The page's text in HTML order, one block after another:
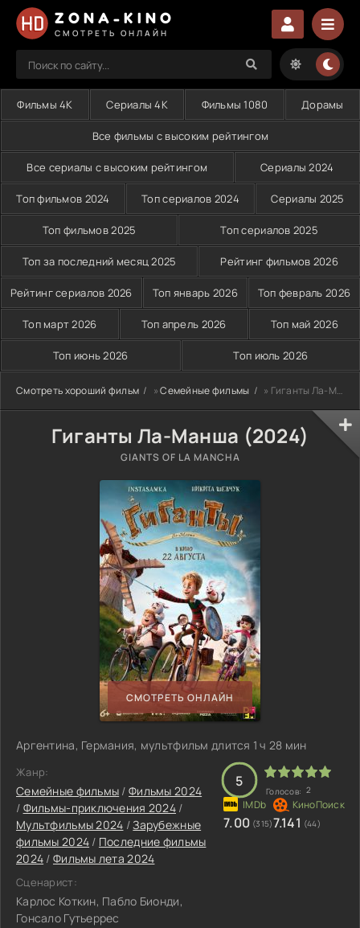
ZONA-KINO
СМОТРЕТЬ ОНЛАЙН
Фильмы 4K Сериалы 4K Фильмы 1080 Дорамы
Все фильмы с высоким рейтингом
Все сериалы с высоким рейтингом Сериалы 2024
Топ фильмов 2024 Топ сериалов 2024 Сериалы 2025
Топ фильмов 2025 Топ сериалов 2025
Топ за последний месяц 2025 Рейтинг фильмов 2026
Рейтинг сериалов 2026 Топ январь 2026 Топ февраль 2026
Топ март 2026 Топ апрель 2026 Топ май 2026
Топ июнь 2026 Топ июль 2026
Смотреть хороший фильм »Семейные фильмы » Гиганты Ла-Манша (2024)
Гиганты Ла-Манша (2024)
GIANTS OF LA MANCHA
СМОТРЕТЬ ОНЛАЙН
Аргентина, Германия, мультфильм длится 1 ч 28 мин
Жанр:
Семейные фильмы /Фильмы 2024
/ Фильмы-приключения 2024 /
Мультфильмы 2024 /Зарубежные
фильмы 2024 / Последние фильмы
2024 / Фильмы лета 2024
Сценарист:
Карлос Коткин, Пабло Бионди,
Гонсало Гутьеррес
5
Голосов: 2
7.00 (315)7.141 (44)